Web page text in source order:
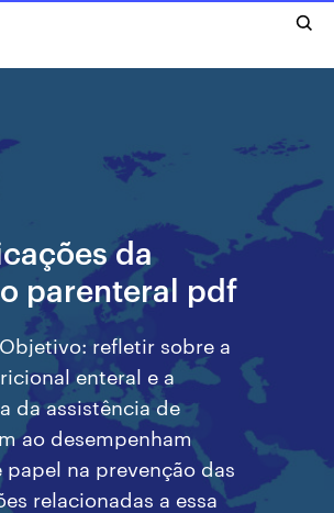
da
parenteral pdf
Objetivo: refletir sobre a
enteral e a
da assistência de
ao desempenham
na prevenção das
relacionadas a essa